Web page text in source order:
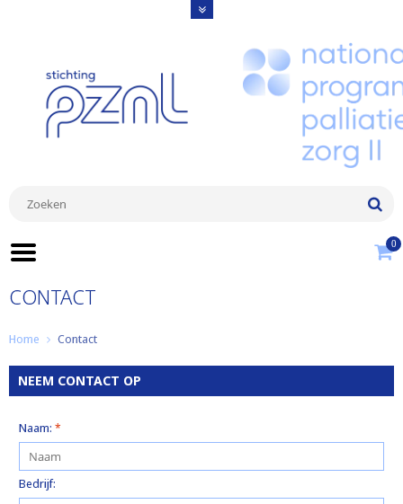
0
CONTACT
Home Contact
NEEM CONTACT OP
Naam: *
Bedrijf: